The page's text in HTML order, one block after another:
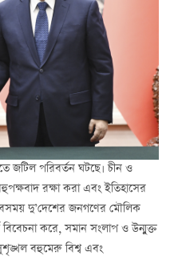
জটিল পরিবর্তন ঘটছে। চীন ও
রক্ষা করা এবং ইতিহাসের
সবসময় দু’দেশের জনগণের মৌলিক
বিবেচনা করে, সমান সংলাপ ও উন্মুক্ত
বহুমেরু বিশ্ব এবং